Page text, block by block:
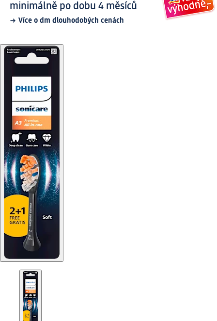
minimálně po dobu 4 měsíců
Více o dm dlouhodobých cenách